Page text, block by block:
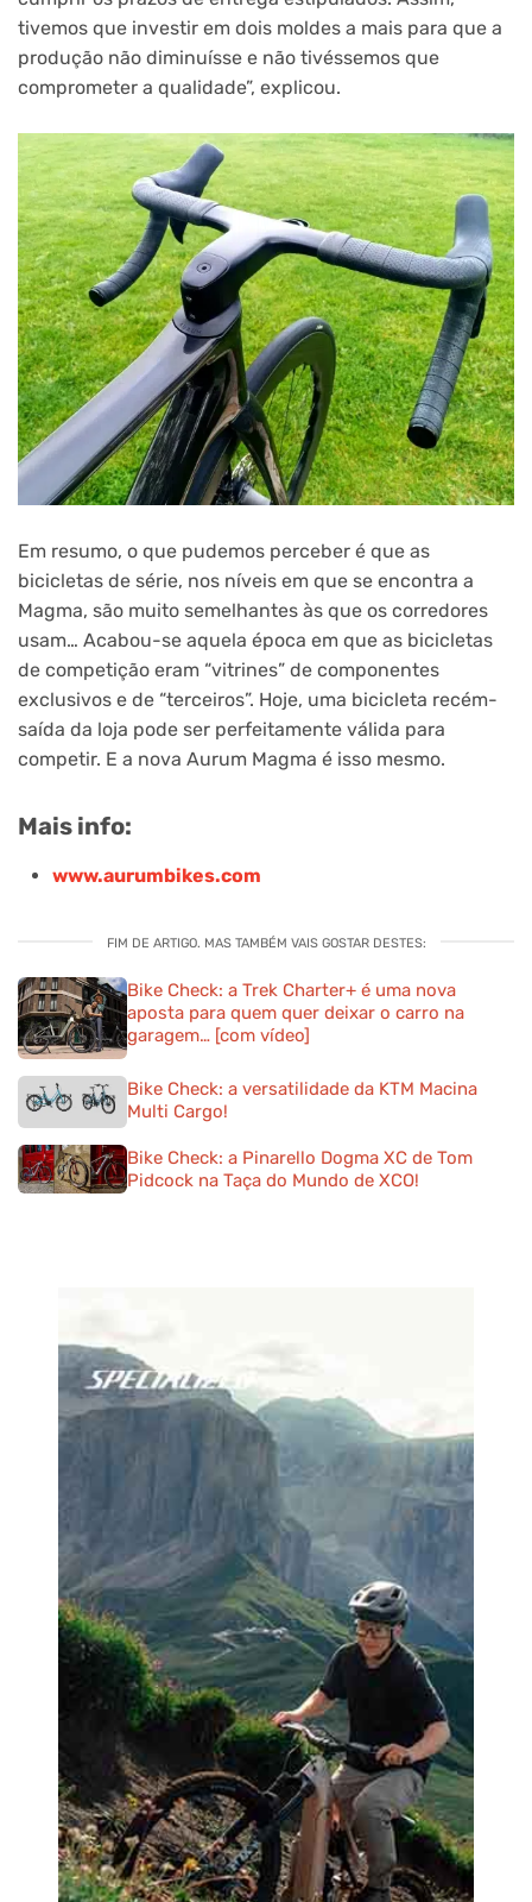
tivemos que investir em dois moldes a mais para que a
produção não diminuísse e não tivéssemos que
comprometer a qualidade”, explicou.
Em resumo, o que pudemos perceber é que as
bicicletas de série, nos níveis em que se encontra a
Magma, são muito semelhantes às que os corredores
usam… Acabou-se aquela época em que as bicicletas
de competição eram “vitrines” de componentes
exclusivos e de “terceiros”. Hoje, uma bicicleta recém-
saída da loja pode ser perfeitamente válida para
competir. E a nova Aurum Magma é isso mesmo.
Mais info:
www.aurumbikes.com
FIM DE ARTIGO. MAS TAMBÉM VAIS GOSTAR DESTES:
Bike Check: a Trek Charter+ é uma nova
aposta para quem quer deixar o carro na
garagem… [com vídeo]
Bike Check: a versatilidade da KTM Macina
Multi Cargo!
Bike Check: a Pinarello Dogma XC de Tom
Pidcock na Taça do Mundo de XCO!